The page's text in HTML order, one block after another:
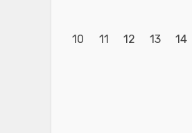
10 11 12 13 14